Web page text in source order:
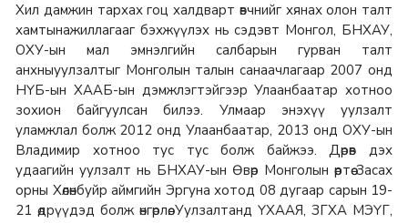
Хил дамжин тархах гоц халдварт өвчнийг хянах олон талт
хамтынажиллагааг бэхжүүлэх нь сэдэвт Монгол, БНХАУ,
ОХУ-ын мал эмнэлгийн салбарын гурван талт
анхныуулзалтыг Монголын талын санаачлагаар 2007 онд
НҮБ-ын ХААБ-ын дэмжлэгтэйгээр Улаанбаатар хотноо
зохион байгуулсан билээ. Улмаар энэхүү уулзалт
уламжлал болж 2012 онд Улаанбаатар, 2013 онд ОХУ-ын
Владимир хотноо тус тус болж байжээ. Дөрөв дэх
удаагийн уулзалт нь БНХАУ-ын Өвөр Монголын өөртөө Засах
орны Хөлөнбуйр аймгийн Эргуна хотод 08 дугаар сарын 19-
21 өдрүүдэд болж өнгөрлөө. Уулзалтанд ҮХААЯ, ЗГХА МЭҮГ,